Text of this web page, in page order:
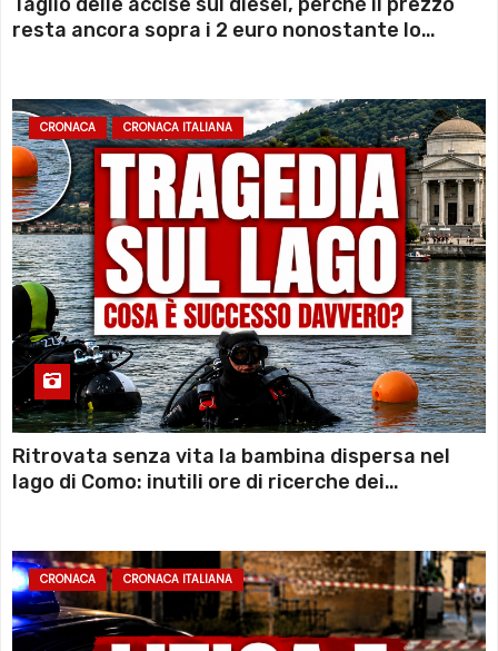
resta ancora sopra i 2 euro nonostante lo
CRONACA CRONACA ITALIANA
Ritrovata senza vita la bambina dispersa nel
lago di Como: inutili ore di ricerche dei
CRONACA CRONACA ITALIANA